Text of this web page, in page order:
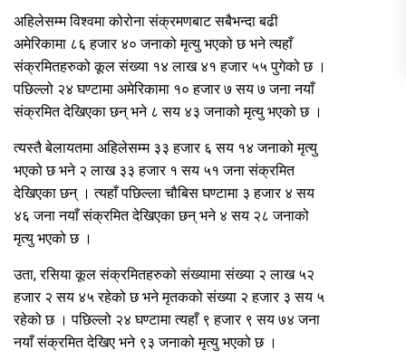
अहिलेसम्म विश्वमा कोरोना संक्रमणबाट सबैभन्दा बढी
अमेरिकामा ८६ हजार ४० जनाको मृत्यु भएको छ भने त्यहाँ
संक्रमितहरुको कूल संख्या १४ लाख ४१ हजार ५५ पुगेको छ ।
पछिल्लो २४ घण्टामा अमेरिकामा १० हजार ७ सय ७ जना नयाँ
संक्रमित देखिएका छन् भने ८ सय ४३ जनाको मृत्यु भएको छ ।
त्यस्तै बेलायतमा अहिलेसम्म ३३ हजार ६ सय १४ जनाको मृत्यु
भएको छ भने २ लाख ३३ हजार १ सय ५१ जना संक्रमित
देखिएका छन् । त्यहाँ पछिल्ला चौबिस घण्टामा ३ हजार ४ सय
४६ जना नयाँ संक्रमित देखिएका छन् भने ४ सय २८ जनाको
मृत्यु भएको छ ।
उता, रसिया कूल संक्रमितहरुको संख्यामा संख्या २ लाख ५२
हजार २ सय ४५ रहेको छ भने मृतकको संख्या २ हजार ३ सय ५
रहेको छ । पछिल्लो २४ घण्टामा त्यहाँ ९ हजार ९ सय ७४ जना
नयाँ संक्रमित देखिए भने ९३ जनाको मृत्यु भएको छ ।